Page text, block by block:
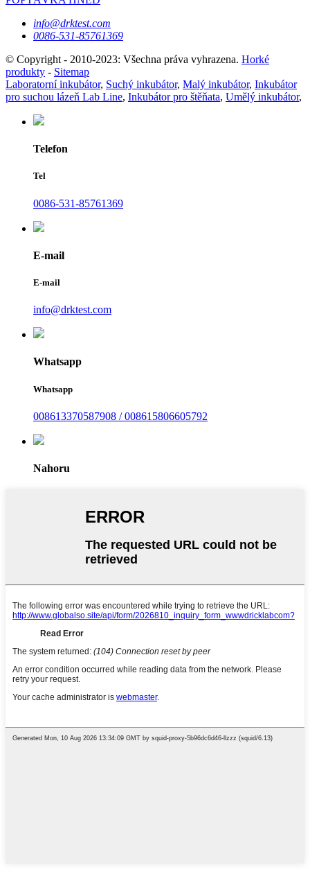
info@drktest.com
0086-531-85761369
© Copyright - 2010-2023: Všechna práva vyhrazena. Horké
produkty - Sitemap
Laboratorní inkubátor, Suchý inkubátor, Malý inkubátor, Inkubátor
pro suchou lázeň Lab Line, Inkubátor pro štěňata, Umělý inkubátor,
Telefon
Tel
0086-531-85761369
E-mail
E-mail
info@drktest.com
Whatsapp
Whatsapp
008613370587908 / 008615806605792
Nahoru